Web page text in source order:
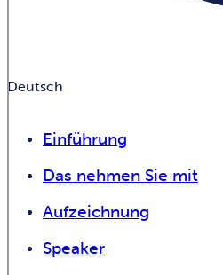
Deutsch
Einführung
Das nehmen Sie mit
Aufzeichnung
Speaker